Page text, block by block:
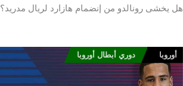
هل يخشى رونالدو من إنضمام هازارد لريال مدريد؟
أوروبا دوري أبطال أوروبا